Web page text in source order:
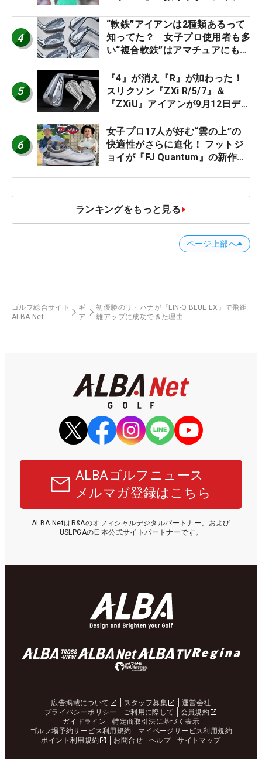
ー』 #女子プロセッティング
4
“軟鉄”アイアンは2種類あるって
知ってた？ 女子プロ使用者も多
い“複合軟鉄”はアマチュアにもオ
5
『4』が消え『R』が加わった！
スリクソン『ZXi R/5/7』＆
『ZXiU』アイアンが9月12日デ
6
女子プロ17人が好む“雲の上”の
快適性がさらに進化！ フットジ
ョイが『FJ Quantum』の新作を
ランキングをもっと見る
ページ上部へ
ゴルフ総合サイト
ALBA Net
ギ
ア
初優勝のリ・ハナが『LIN-Q BLUE EX』で飛距
離アップに成功できた理由
ALBAゴルフニュース
メルマガ登録はこちら
ALBA NetはR&Aのオフィシャルデジタルパートナー、および
USLPGAの日本公式サイトパートナーです。
広告掲載について スタッフ募集
運営会社
プライバシーポリシー
ご利用に際して
会員規約
ガイドライン
特定商取引法に基づく表示
ゴルフ場予約サービス利用規約
マイページサービス利用規約
ポイント利用規約
お問合せ ヘルプ サイトマップ